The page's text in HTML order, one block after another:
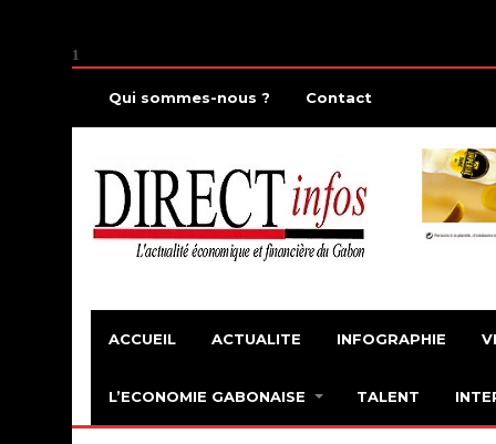
1
Qui sommes-nous ? Contact
ACCUEIL ACTUALITE INFOGRAPHIE
L’ECONOMIE GABONAISE TALENT